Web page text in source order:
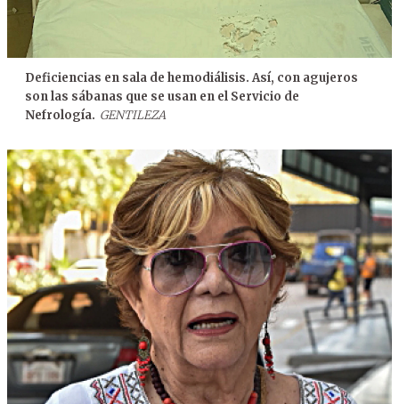
Deficiencias en sala de hemodiálisis. Así, con agujeros
son las sábanas que se usan en el Servicio de
Nefrología. GENTILEZA